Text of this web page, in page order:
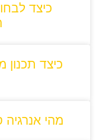
כיצד
כיצד תכנון
מהי אנרגיה